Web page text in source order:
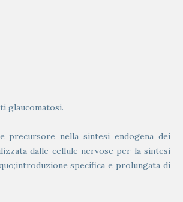
glaucomatosi.
precursore nella sintesi endogena dei
dalle cellule nervose per la sintesi
specifica e prolungata di